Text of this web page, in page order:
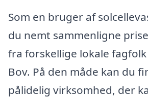
Som en bruger af
du nemt sammenligne
fra forskellige lokale
Bov. På den måde kan du
pålidelig virksomhed, der